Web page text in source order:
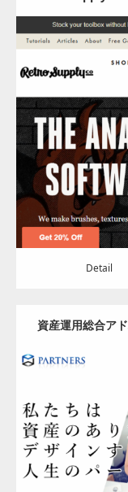
Detail
Detail
資産運用総合ア